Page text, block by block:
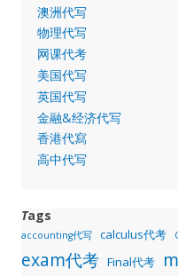
澳洲代写
物理代写
网课代考
美国代写
英国代写
金融&经济代写
香港代寫
高中代写
Tags
accounting代写 calculus代考
exam代考 Final代考